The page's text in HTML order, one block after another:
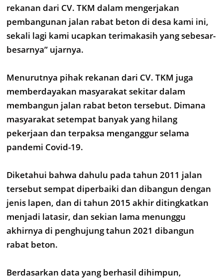
rekanan dari CV. TKM dalam mengerjakan
pembangunan jalan rabat beton di desa kami ini,
sekali lagi kami ucapkan terimakasih yang sebesar-
besarnya” ujarnya.
Menurutnya pihak rekanan dari CV. TKM juga
memberdayakan masyarakat sekitar dalam
membangun jalan rabat beton tersebut. Dimana
masyarakat setempat banyak yang hilang
pekerjaan dan terpaksa menganggur selama
pandemi Covid-19.
Diketahui bahwa dahulu pada tahun 2011 jalan
tersebut sempat diperbaiki dan dibangun dengan
jenis lapen, dan di tahun 2015 akhir ditingkatkan
menjadi latasir, dan sekian lama menunggu
akhirnya di penghujung tahun 2021 dibangun
rabat beton.
Berdasarkan data yang berhasil dihimpun,